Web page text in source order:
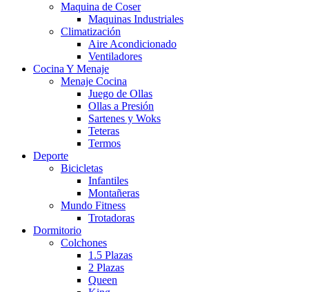
Maquina de Coser
Maquinas Industriales
Climatización
Aire Acondicionado
Ventiladores
Cocina Y Menaje
Menaje Cocina
Juego de Ollas
Ollas a Presión
Sartenes y Woks
Teteras
Termos
Deporte
Bicicletas
Infantiles
Montañeras
Mundo Fitness
Trotadoras
Dormitorio
Colchones
1.5 Plazas
2 Plazas
Queen